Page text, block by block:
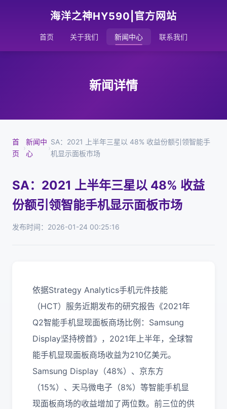
海洋之神HY590|官方网站
首页 关于我们 新闻中心 联系我们
新闻详情
首
页
›
新闻中
心
›
SA：2021 上半年三星以 48% 收益份额引领智能手
机显示面板市场
SA：2021 上半年三星以 48% 收益
份额引领智能手机显示面板市场
发布时间：2026-01-24 00:25:16
依据Strategy Analytics手机元件技能
（HCT）服务近期发布的研究报告《2021年
Q2智能手机显现面板商场比例：Samsung
Display坚持榜首》，2021年上半年，全球智
能手机显现面板商场收益为210亿美元。
Samsung Display（48%）、京东方
（15%）、天马微电子（8%）等智能手机显
现面板商场的收益增加了两位数。前三位的供